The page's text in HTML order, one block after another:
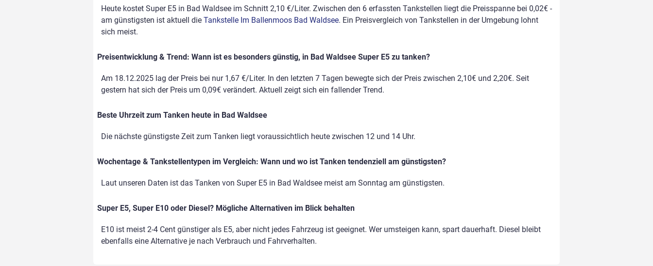
Heute kostet Super E5 in Bad Waldsee im Schnitt 2,10 €/Liter. Zwischen den 6 erfassten Tankstellen liegt die Preisspanne bei 0,02€ -
am günstigsten ist aktuell die Tankstelle Im Ballenmoos Bad Waldsee. Ein Preisvergleich von Tankstellen in der Umgebung lohnt
sich meist.
Preisentwicklung & Trend: Wann ist es besonders günstig, in Bad Waldsee Super E5 zu tanken?
Am 18.12.2025 lag der Preis bei nur 1,67 €/Liter. In den letzten 7 Tagen bewegte sich der Preis zwischen 2,10€ und 2,20€. Seit
gestern hat sich der Preis um 0,09€ verändert. Aktuell zeigt sich ein fallender Trend.
Beste Uhrzeit zum Tanken heute in Bad Waldsee
Die nächste günstigste Zeit zum Tanken liegt voraussichtlich heute zwischen 12 und 14 Uhr.
Wochentage & Tankstellentypen im Vergleich: Wann und wo ist Tanken tendenziell am günstigsten?
Laut unseren Daten ist das Tanken von Super E5 in Bad Waldsee meist am Sonntag am günstigsten.
Super E5, Super E10 oder Diesel? Mögliche Alternativen im Blick behalten
E10 ist meist 2-4 Cent günstiger als E5, aber nicht jedes Fahrzeug ist geeignet. Wer umsteigen kann, spart dauerhaft. Diesel bleibt
ebenfalls eine Alternative je nach Verbrauch und Fahrverhalten.